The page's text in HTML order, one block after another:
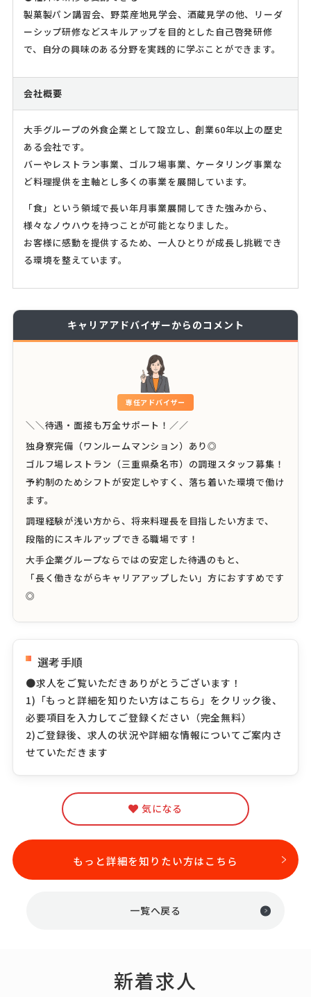
製菓製パン講習会、野菜産地見学会、酒蔵見学の他、リーダ
ーシップ研修などスキルアップを目的とした自己啓発研修
で、自分の興味のある分野を実践的に学ぶことができます。
会社概要
大手グループの外食企業として設立し、創業60年以上の歴史
ある会社です。
バーやレストラン事業、ゴルフ場事業、ケータリング事業な
ど料理提供を主軸とし多くの事業を展開しています。
「食」という領域で長い年月事業展開してきた強みから、
様々なノウハウを持つことが可能となりました。
お客様に感動を提供するため、一人ひとりが成長し挑戦でき
る環境を整えています。
キャリアアドバイザーからのコメント
専任アドバイザー
＼＼待遇・面接も万全サポート！／／
独身寮完備（ワンルームマンション）あり◎
ゴルフ場レストラン（三重県桑名市）の調理スタッフ募集！
予約制のためシフトが安定しやすく、落ち着いた環境で働け
ます。
調理経験が浅い方から、将来料理長を目指したい方まで、
段階的にスキルアップできる職場です！
大手企業グループならではの安定した待遇のもと、
「長く働きながらキャリアアップしたい」方におすすめです
◎
選考手順
●求人をご覧いただきありがとうございます！
1)「もっと詳細を知りたい方はこちら」をクリック後、
必要項目を入力してご登録ください（完全無料）
2)ご登録後、求人の状況や詳細な情報についてご案内さ
せていただきます
気になる
もっと詳細を知りたい方はこちら
一覧へ戻る
新着求人